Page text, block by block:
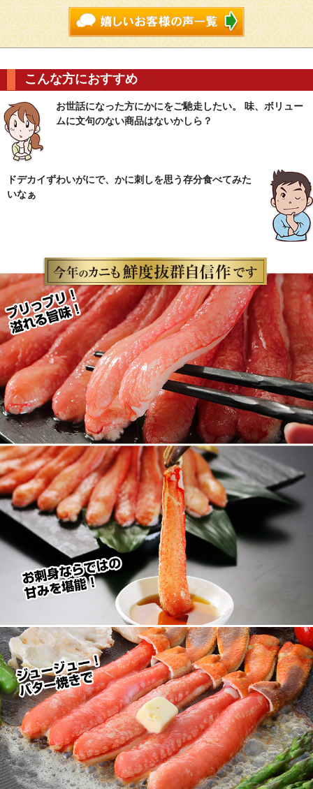
こんな方におすすめ
お世話になった方にかにをご馳走したい。 味、ボリュー
ムに文句のない商品はないかしら？
ドデカイずわいがにで、かに刺しを思う存分食べてみた
いなぁ